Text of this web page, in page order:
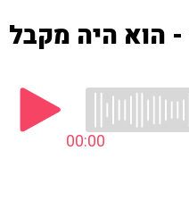
הוא היה מקבל
00:00